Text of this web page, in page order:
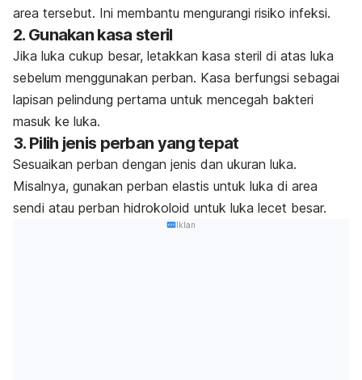
area tersebut. Ini membantu mengurangi risiko infeksi.
2. Gunakan kasa steril
Jika luka cukup besar, letakkan kasa steril di atas luka
sebelum menggunakan perban. Kasa berfungsi sebagai
lapisan pelindung pertama untuk mencegah bakteri
masuk ke luka.
3. Pilih jenis perban yang tepat
Sesuaikan perban dengan jenis dan ukuran luka.
Misalnya, gunakan perban elastis untuk luka di area
sendi atau perban hidrokoloid untuk luka lecet besar.
Iklan